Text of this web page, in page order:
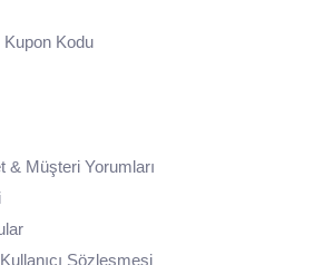
Kodu
& Müşteri Yorumları
Sözleşmesi